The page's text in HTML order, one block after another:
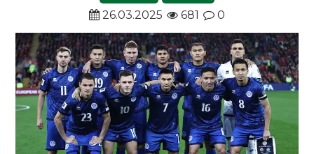
26.03.2025
681 0